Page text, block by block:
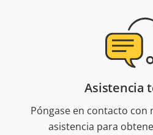
Asistencia
Póngase en contacto
asistencia para